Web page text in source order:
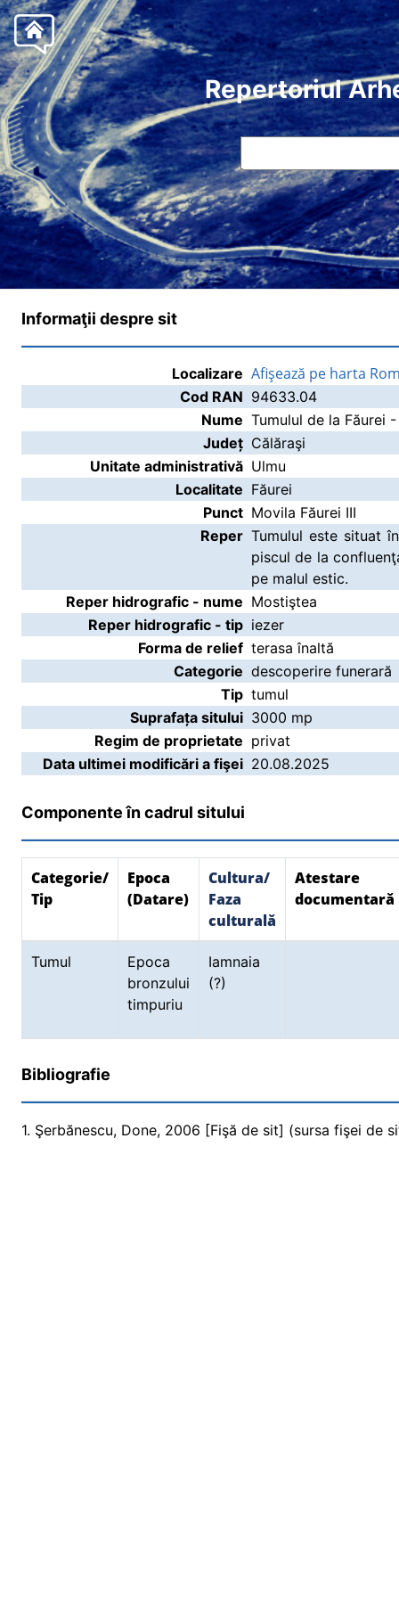
Repertoriul
Informaţii despre sit
Localizare Afişează pe harta
Cod RAN 94633.04
Nume Tumulul de la Făurei
Județ Călăraşi
Unitate administrativă Ulmu
Localitate Făurei
Punct Movila Făurei III
Reper Tumulul este situat
piscul de la
pe malul estic.
Reper hidrografic - nume Mostiştea
Reper hidrografic - tip iezer
Forma de relief terasa înaltă
Categorie descoperire funerară
Tip tumul
Suprafața sitului 3000 mp
Regim de proprietate privat
Data ultimei modificări a fişei 20.08.2025
Componente în cadrul sitului
Categorie/
Tip
Epoca
(Datare)
Cultura/
Faza
culturală
Atestare
documentară
Tumul
Epoca
bronzului
timpuriu
Iamnaia
(?)
Bibliografie
1. Şerbănescu, Done, 2006 [Fişă de sit] (sursa fişei de